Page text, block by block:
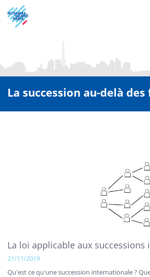
Aller
au
contenu
La succession au-delà
La loi applicable aux successions
21/11/2019
Qu'est ce qu'une succession internationale ?